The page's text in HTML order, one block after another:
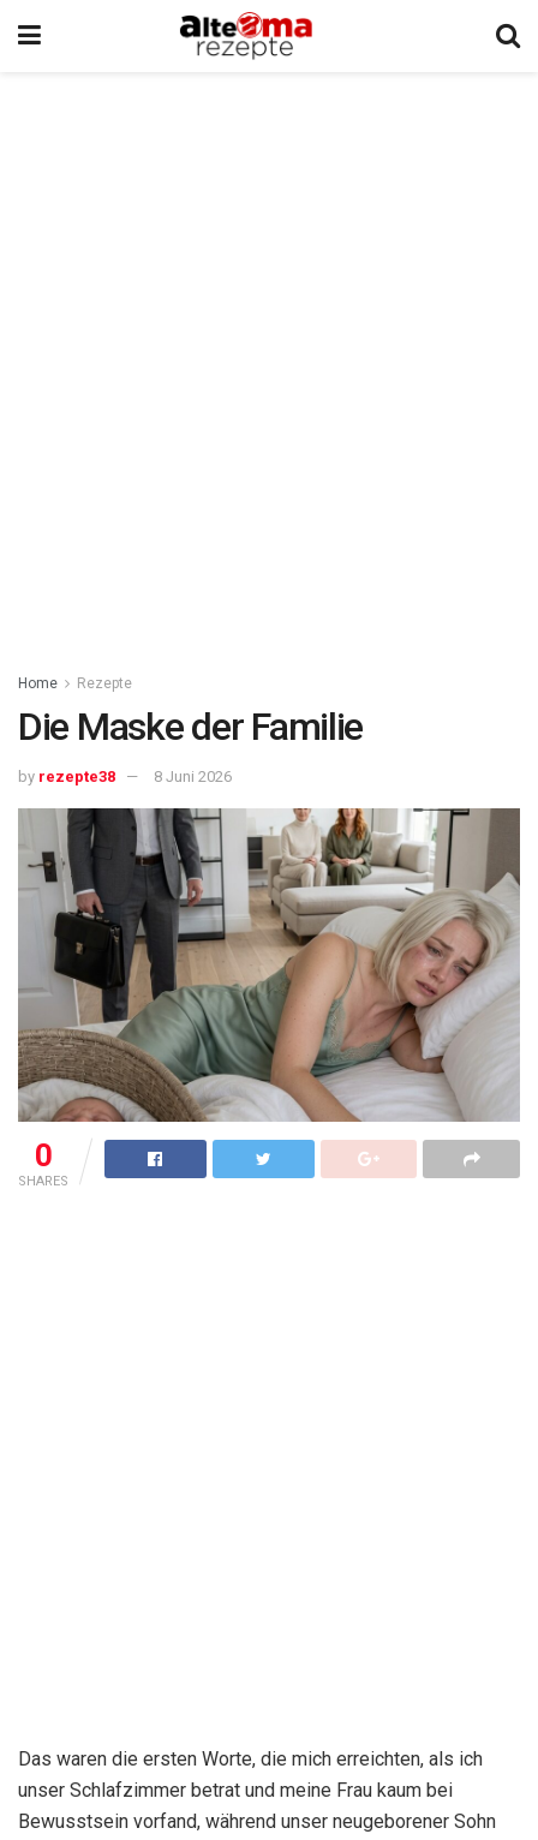
Home Rezepte
Die Maske der Familie
by rezepte38 8 Juni 2026
0
SHARES
Das waren die ersten Worte, die mich erreichten, als ich
unser Schlafzimmer betrat und meine Frau kaum bei
Bewusstsein vorfand, während unser neugeborener Sohn